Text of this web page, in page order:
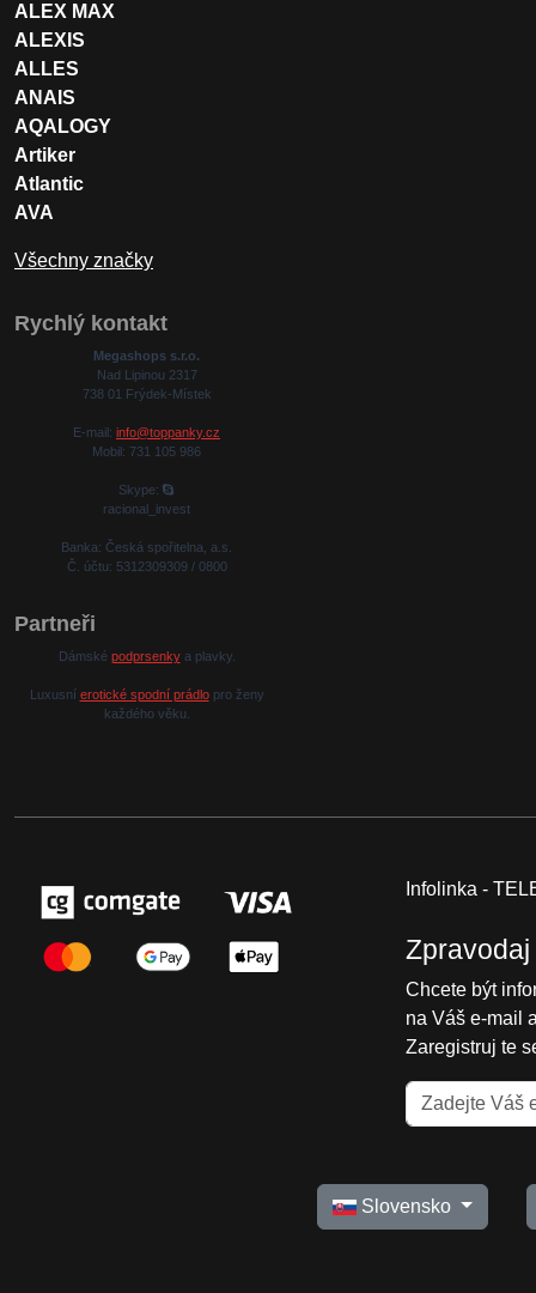
ALEX MAX
ALEXIS
ALLES
ANAIS
AQALOGY
Artiker
Atlantic
AVA
Všechny značky
Rychlý kontakt
Megashops s.r.o.
Nad Lipinou 2317
738 01 Frýdek-Místek
E-mail: info@toppanky.cz
Mobil: 731 105 986
Skype:
racional_invest
Banka: Česká spořitelna, a.s.
Č. účtu: 5312309309 / 0800
Partneři
Dámské podprsenkya plavky.
Luxusní erotické spodní prádlopro ženy
každého věku.
Infolinka -
Zpravodaj
Chcete být
na Váš e-mail
Zaregistruj te
Slovensko